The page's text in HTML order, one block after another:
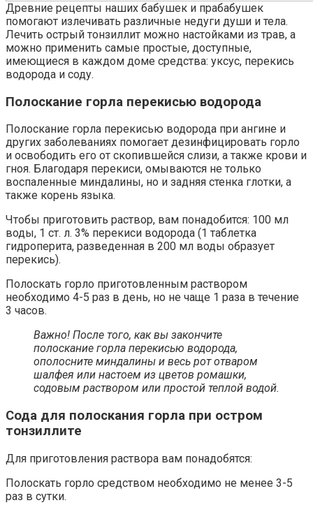
Древние рецепты наших бабушек и прабабушек
помогают излечивать различные недуги души и тела.
Лечить острый тонзиллит можно настойками из трав, а
можно применить самые простые, доступные,
имеющиеся в каждом доме средства: уксус, перекись
водорода и соду.
Полоскание горла перекисью водорода
Полоскание горла перекисью водорода при ангине и
других заболеваниях помогает дезинфицировать горло
и освободить его от скопившейся слизи, а также крови и
гноя. Благодаря перекиси, омываются не только
воспаленные миндалины, но и задняя стенка глотки, а
также корень языка.
Чтобы приготовить раствор, вам понадобится: 100 мл
воды, 1 ст. л. 3% перекиси водорода (1 таблетка
гидроперита, разведенная в 200 мл воды образует
перекись).
Полоскать горло приготовленным раствором
необходимо 4-5 раз в день, но не чаще 1 раза в течение
3 часов.
Важно! После того, как вы закончите
полоскание горла перекисью водорода,
ополосните миндалины и весь рот отваром
шалфея или настоем из цветов ромашки,
содовым раствором или простой теплой водой.
Сода для полоскания горла при остром
тонзиллите
Для приготовления раствора вам понадобятся:
Полоскать горло средством необходимо не менее 3-5
раз в сутки.